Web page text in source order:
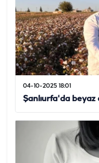
04-10-2025 18:01
Şanlıurfa'da beyaz